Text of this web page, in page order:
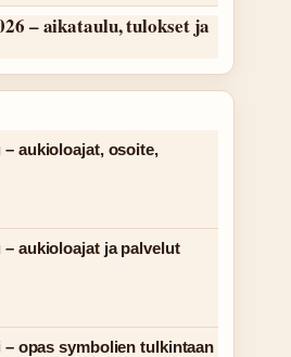
– aikataulu, tulokset ja
– aukioloajat, osoite,
aukioloajat ja palvelut
opas symbolien tulkintaan